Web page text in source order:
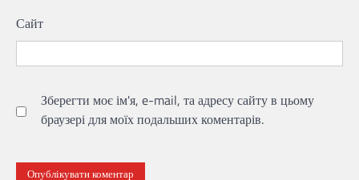
Сайт
Зберегти моє ім'я, e-mail, та адресу сайту в цьому
браузері для моїх подальших коментарів.